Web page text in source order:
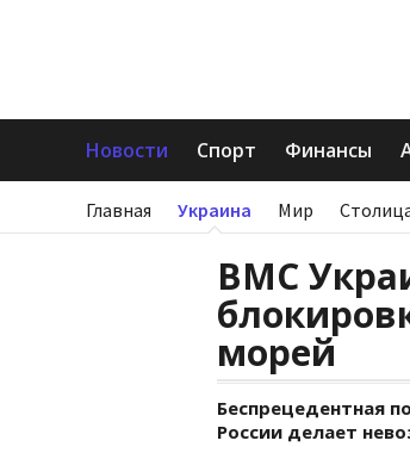
Новости Спорт Финансы
Главная Украина Мир
ВМС
морей
Беспрецедентная
России делает